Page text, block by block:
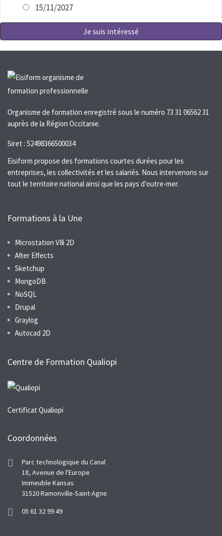
15/11/2027
Je suis intéressé
Organisme de formation enregistré sous le numéro 73 31 06562 31
auprès de la Région Occitanie.
Siret : 52498366500034
Eisiform propose des formations courtes durées pour les
entreprises, les collectivités et les salariés. Nous intervenons sur
tout le territoire national ainsi que les pays d'outre-mer.
Formations à la Une
Microstation V8i 2D
After Effects
Sketchup
MongoDB
NoSQL
Drupal
Graylog
Autocad 2D
Centre de Formation Qualiopi
Certificat Qualiopi
Coordonnées
Parc technologique du Canal
18, Avenue de l'Europe
Immeuble Kansas
31520 Ramonville-Saint-Agne
05 61 32 99 49